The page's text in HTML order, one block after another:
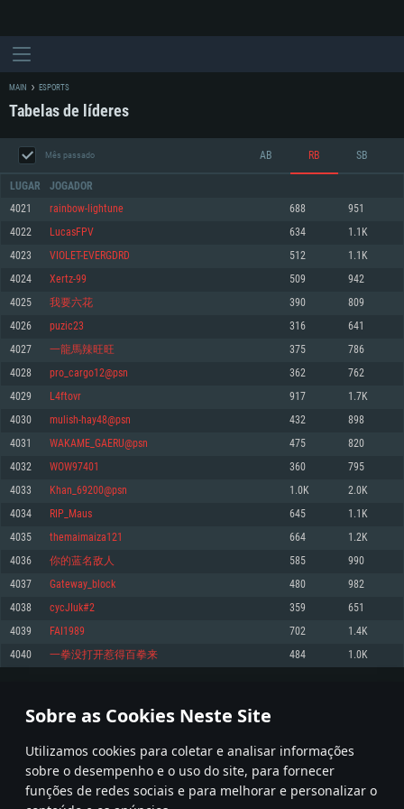
Sobre as Cookies Neste Site
Utilizamos cookies para coletar e analisar informações
sobre o desempenho e o uso do site, para fornecer
funções de redes sociais e para melhorar e personalizar o
REQUERIMENTOS DE SISTEMA
Mínimo
Sistema Operativo: Windows 10 (64 bit)
Processador: Dual-Core 2.2 GHz
Memória: 4GB
Placa Gráfica: Placa com DirectX 11: AMD Radeon 77XX / NVIDIA GeForce
GTX 660. Resolução mínima suportada: 720p
Network: Internet de banda larga.
Disco: 23,1 GB
Recomendado
superior, Radeon RX 570 ou superior
Disco: 75,9 GB
Mínimo
Sistema Operativo: Mac OS Big Sur 11.0 ou versão mais recente
Processador: Core i5 2.2GHz mínimo (Intel Xeon não suportado)
Memória: 6 GB
Placa Gráfica: Intel Iris Pro 5200 (Mac), equivalentes AMD/Nvidia para Mac.
Resolução mínima suportada: 720p com suporte Metal.
Network: Internet de banda larga.
Disco: 21,5 GB
Recomendado
Network: Internet de banda larga.
Mínimo
Sistema Operativo: Distribuições mais modernas do Linux de 64bit
Processador: Dual-Core 2.4 GHz
Memória: 4 GB
Placa Gráfica: NVIDIA 660 com os drivers mais recentes (não mais de 6
meses) / equivalentes AMD com os drivers mais recentes com suporte
Vulkan (não mais de 6 meses); Resolução mínima suportada: 720p.
Network: Internet de banda larga.
Disco: 21,5 GB
Recomendado
Sistema Operativo: Ubuntu 20.04 64bit
Processador: Intel Core i7
Memória: 16 GB
Placa Gráfica: NVIDIA 1060 com os drivers mais recentes (não mais de 6
meses) / equivalentes AMD (Radeon RX 570) com os drivers mais recentes
Network: Internet de banda larga.
MAIN ESPORTS
Tabelas de líderes
Mês passado AB RB SB
LUGAR JOGADOR
4021 rainbow-lightune 688 951
4022 LucasFPV 634 1.1K
4023 VIOLET-EVERGDRD 512 1.1K
4024 Xertz-99 509 942
4025 我要六花 390 809
4026 puzic23 316 641
4027 一龍馬辣旺旺 375 786
4028 pro_cargo12@psn 362 762
4029 L4ftovr 917 1.7K
4030 mulish-hay48@psn 432 898
4031 WAKAME_GAERU@psn 475 820
4032 WOW97401 360 795
4033 Khan_69200@psn 1.0K 2.0K
4034 RIP_Maus 645 1.1K
4035 themaimaiza121 664 1.2K
4036 你的蓝名敌人 585 990
4037 Gateway_block 480 982
4038 cycJIuk#2 359 651
4039 FAI1989 702 1.4K
4040 一拳没打开惹得百拳来 484 1.0K